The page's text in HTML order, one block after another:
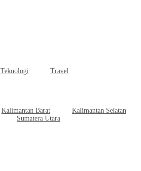
Teknologi
Travel
Kalimantan Barat
Kalimantan Selatan
Sumatera Utara